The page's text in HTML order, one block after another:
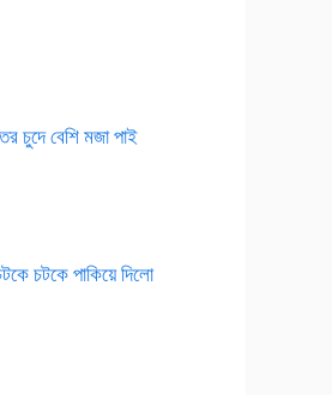
চুদে বেশি মজা পাই
চটকে পাকিয়ে দিলো